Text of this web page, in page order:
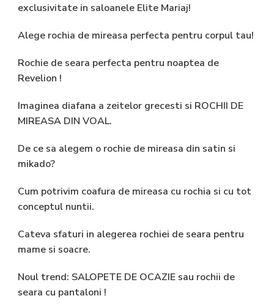
exclusivitate in saloanele Elite Mariaj!
Alege rochia de mireasa perfecta pentru corpul tau!
Rochie de seara perfecta pentru noaptea de
Revelion !
Imaginea diafana a zeitelor grecesti si ROCHII DE
MIREASA DIN VOAL.
De ce sa alegem o rochie de mireasa din satin si
mikado?
Cum potrivim coafura de mireasa cu rochia si cu tot
conceptul nuntii.
Cateva sfaturi in alegerea rochiei de seara pentru
mame si soacre.
Noul trend: SALOPETE DE OCAZIE sau rochii de
seara cu pantaloni !